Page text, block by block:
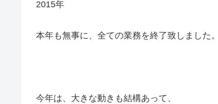
2015年
本年も無事に、全ての業務を終了致しました。
今年は、大きな動きも結構あって、